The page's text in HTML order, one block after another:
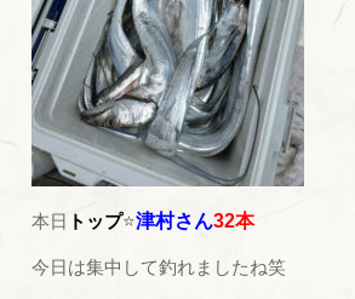
本日 トップ⭐津村さん32本
今日は集中して釣れましたね笑